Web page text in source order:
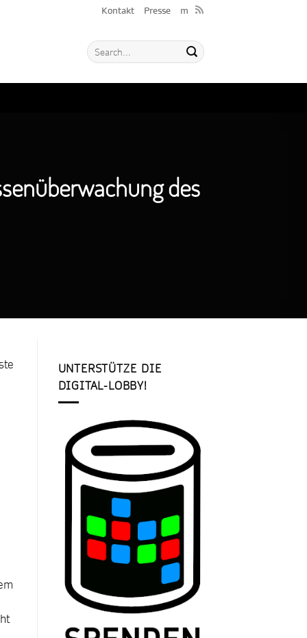
Kontakt Presse m
des
UNTERSTÜTZE DIE
DIGITAL-LOBBY!